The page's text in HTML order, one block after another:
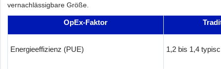
vernachlässigbare Größe.
OpEx-Faktor
Energieeffizienz (PUE) 1,2 bis 1,4